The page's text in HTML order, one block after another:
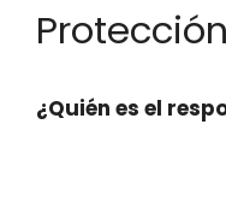
¿Quién es el